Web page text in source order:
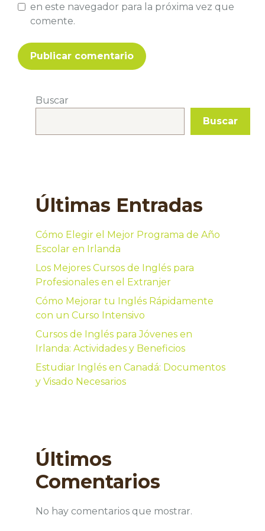
en este navegador para la próxima vez que
comente.
Buscar
Buscar
Últimas Entradas
Cómo Elegir el Mejor Programa de Año
Escolar en Irlanda
Los Mejores Cursos de Inglés para
Profesionales en el Extranjer
Cómo Mejorar tu Inglés Rápidamente
con un Curso Intensivo
Cursos de Inglés para Jóvenes en
Irlanda: Actividades y Beneficios
Estudiar Inglés en Canadá: Documentos
y Visado Necesarios
Últimos
Comentarios
No hay comentarios que mostrar.